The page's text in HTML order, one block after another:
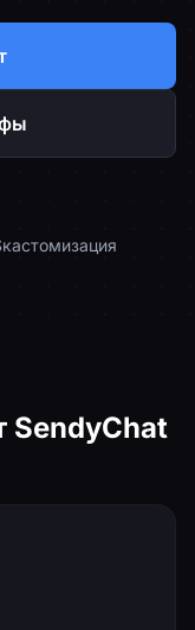
кастомизация
SendyChat